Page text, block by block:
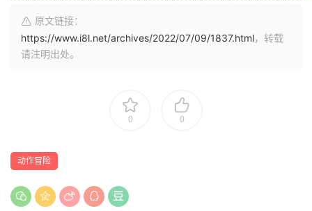
原文链接：
https://www.i8l.net/archives/2022/07/09/1837.html，转载
请注明出处。
0 0
动作冒险